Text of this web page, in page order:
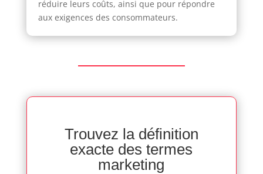
réduire leurs coûts, ainsi que pour répondre
aux exigences des consommateurs.
Trouvez la définition
exacte des termes
marketing